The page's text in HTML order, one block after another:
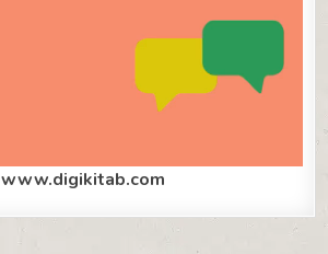
www.digikitab.com